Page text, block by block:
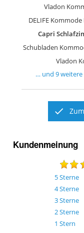
Vladon
DELIFE
Vladon
… und9weitere
Kundenmeinung
5Sterne
4Sterne
3Sterne
2Sterne
1 Stern